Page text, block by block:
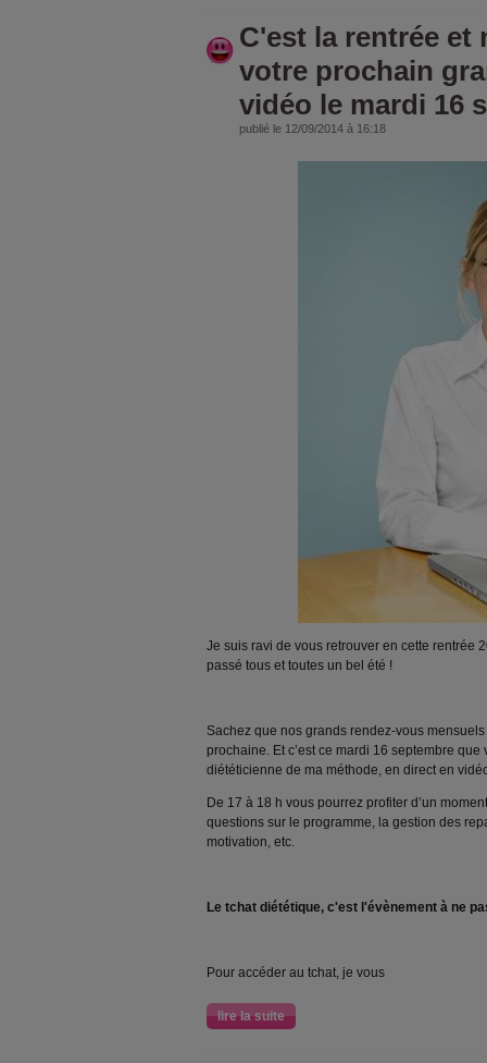
C'est la rentrée et
votre prochain
vidéo le mardi 16
publié le 12/09/2014 à 16:18
Je suis ravi de vous retrouver en cette rentrée
passé tous et toutes un bel été !
Sachez que nos grands rendez-vous
prochaine. Et c’est ce mardi 16 septembre
diététicienne de ma méthode, en direct en
De 17 à 18 h vous pourrez profiter d’un
questions sur le programme, la gestion des
motivation, etc.
Le tchat diététique, c'est l'évènement à ne
Pour accéder au tchat, je vous
lire la suite